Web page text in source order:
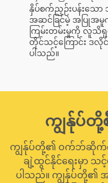
နှိပ်စက်ညှဉ်းပန်းသော
အဆင်ခြင်မဲ့ အပြုအ
ကြမ်းတမ်းမှုကို လူသိရှ
တိုင်သင့်ကြောင်း ဒလိုင်
ပါသည်။
ကျွန်ုပ်တို့
ကျွန်ုပ်တို့၏ ဝက်ဘ်ဆိုက်
ချဲ့ထွင်နိုင်ရေးမှာ
ပါသည်။ ကျွန်ုပ်တို့၏